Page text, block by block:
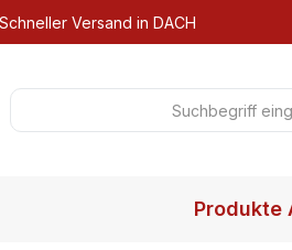
Schneller Versand in DACH
Produkte